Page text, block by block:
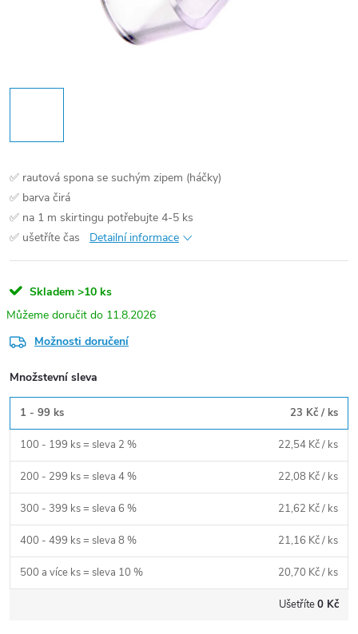
✅ rautová spona se suchým zipem (háčky)
✅ barva čirá
✅ na 1 m skirtingu potřebujte 4-5 ks
✅ ušetříte čas
Detailní informace
Skladem >10 ks
11.8.2026
Možnosti doručení
Množstevní sleva
1 - 99 ks 23 Kč / ks
100 - 199 ks = sleva 2 % 22,54 Kč/ ks
200 - 299 ks = sleva 4 % 22,08 Kč/ ks
300 - 399 ks = sleva 6 % 21,62 Kč/ ks
400 - 499 ks = sleva 8 % 21,16 Kč/ ks
500 a více ks = sleva 10 % 20,70 Kč/ ks
Ušetříte0 Kč